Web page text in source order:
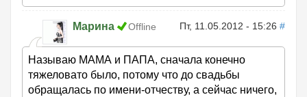
Маринa Offline Пт, 11.05.2012 - 15:26 #
Называю МАМА и ПАПА, сначала конечно
тяжеловато было, потому что до свадьбы
обращалась по имени-отчеству, а сейчас ничего,